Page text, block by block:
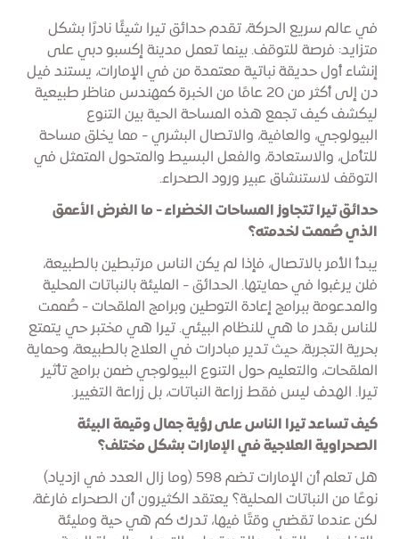
في عالم سريع الحركة، تقدم حدائق تيرا شيئًا نادرًا بشكل
متزايد: فرصة للتوقف. بينما تعمل مدينة إكسبو دبي على
إنشاء أول حديقة نباتية معتمدة من في الإمارات، يستند فيل
دن إلى أكثر من 20 عامًا من الخبرة كمهندس مناظر طبيعية
ليكشف كيف تجمع هذه المساحة الحية بين التنوع
البيولوجي، والعافية، والاتصال البشري - مما يخلق مساحة
للتأمل، والاستعادة، والفعل البسيط والمتحول المتمثل في
التوقف لاستنشاق عبير ورود الصحراء.
حدائق تيرا تتجاوز المساحات الخضراء - ما الغرض الأعمق
الذي صُممت لخدمته؟
يبدأ الأمر بالاتصال، فإذا لم يكن الناس مرتبطين بالطبيعة،
فلن يرغبوا في حمايتها. الحدائق - المليئة بالنباتات المحلية
والمدعومة ببرامج إعادة التوطين وبرامج الملقحات - صُممت
للناس بقدر ما هي للنظام البيئي. تيرا هي مختبر حي يتمتع
بحرية التجربة، حيث تدير مبادرات في العلاج بالطبيعة، وحماية
الملقحات، والتعليم حول التنوع البيولوجي ضمن برامج تأثير
تيرا. الهدف ليس فقط زراعة النباتات، بل زراعة التغيير.
كيف تساعد تيرا الناس على رؤية جمال وقيمة البيئة
الصحراوية العلاجية في الإمارات بشكل مختلف؟
هل تعلم أن الإمارات تضم 598 (وما زال العدد في ازدياد)
نوعًا من النباتات المحلية؟ يعتقد الكثيرون أن الصحراء فارغة،
لكن عندما تقضي وقتًا فيها، تدرك كم هي حية ومليئة